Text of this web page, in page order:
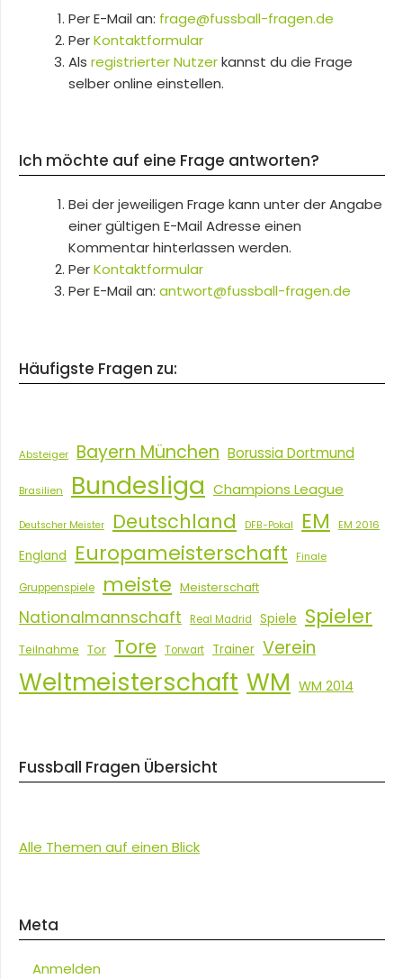
Per E-Mail an: frage@fussball-fragen.de
PerKontaktformular
Als registrierter Nutzerkannst du die Frage
selber online einstellen.
Ich möchte auf eine Frage antworten?
Bei der jeweiligen Frage kann unter der Angabe
einer gültigen E-Mail Adresse einen
Kommentar hinterlassen werden.
PerKontaktformular
Per E-Mail an: antwort@fussball-fragen.de
Häufigste Fragen zu:
Absteiger Bayern München Borussia Dortmund
Brasilien Bundesliga Champions League
Deutscher Meister Deutschland DFB-Pokal EM EM 2016
England Europameisterschaft Finale
Gruppenspiele meiste Meisterschaft
Nationalmannschaft Real Madrid Spiele Spieler
Teilnahme Tor Tore Torwart Trainer Verein
Weltmeisterschaft WM WM 2014
Fussball Fragen Übersicht
Alle Themen auf einen Blick
Meta
Anmelden